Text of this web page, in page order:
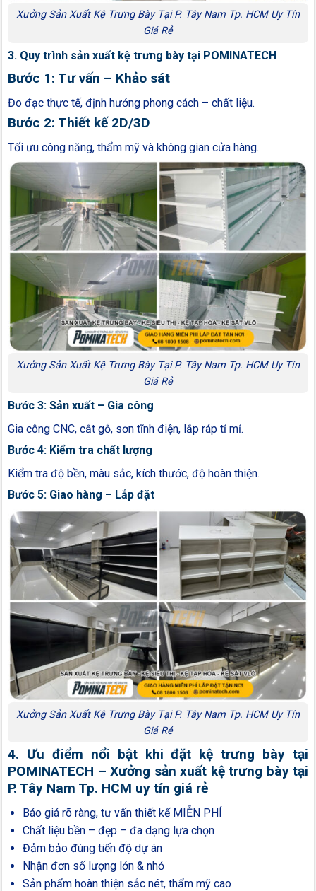
Xưởng Sản Xuất Kệ Trưng Bày Tại P. Tây Nam Tp. HCM Uy Tín
Giá Rẻ
3. Quy trình sản xuất kệ trưng bày tại POMINATECH
Bước 1: Tư vấn – Khảo sát
Đo đạc thực tế, định hướng phong cách – chất liệu.
Bước 2: Thiết kế 2D/3D
Tối ưu công năng, thẩm mỹ và không gian cửa hàng.
Xưởng Sản Xuất Kệ Trưng Bày Tại P. Tây Nam Tp. HCM Uy Tín
Giá Rẻ
Bước 3: Sản xuất – Gia công
Gia công CNC, cắt gỗ, sơn tĩnh điện, lắp ráp tỉ mỉ.
Bước 4: Kiểm tra chất lượng
Kiểm tra độ bền, màu sắc, kích thước, độ hoàn thiện.
Bước 5: Giao hàng – Lắp đặt
Xưởng Sản Xuất Kệ Trưng Bày Tại P. Tây Nam Tp. HCM Uy Tín
Giá Rẻ
4. Ưu điểm nổi bật khi đặt kệ trưng bày tại
POMINATECH – Xưởng sản xuất kệ trưng bày tại
P. Tây Nam Tp. HCM uy tín giá rẻ
Báo giá rõ ràng, tư vấn thiết kế MIỄN PHÍ
Chất liệu bền – đẹp – đa dạng lựa chọn
Đảm bảo đúng tiến độ dự án
Nhận đơn số lượng lớn & nhỏ
Sản phẩm hoàn thiện sắc nét, thẩm mỹ cao